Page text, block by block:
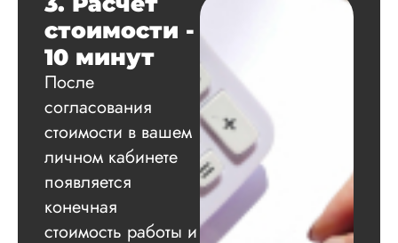
расчеты и подвел
Вид работы:
Диссертация
стоимости -
10 минут
После
согласования
стоимости в вашем
личном кабинете
появляется
конечная
стоимость работы и